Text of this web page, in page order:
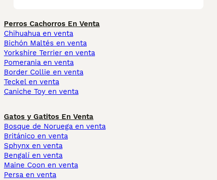
Perros Cachorros En Venta
Chihuahua en venta
Bichón Maltés en venta
Yorkshire Terrier en venta
Pomerania en venta
Border Collie en venta
Teckel en venta
Caniche Toy en venta
Gatos y Gatitos En Venta
Bosque de Noruega en venta
Británico en venta
Sphynx en venta
Bengalí en venta
Maine Coon en venta
Persa en venta